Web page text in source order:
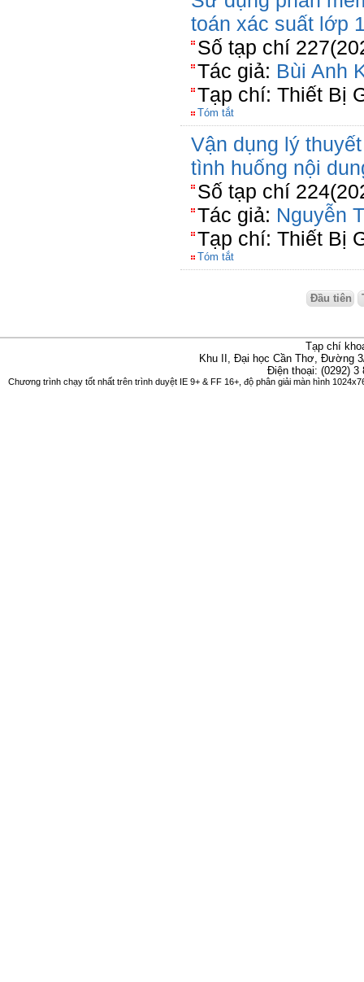
toán xác suất lớp
Số tạp chí
Tác giả: Bùi Anh
Tạp chí: Thiết Bị
Tóm tắt
Vận dụng lý
tình huống nội
Số tạp chí
Tác giả: Nguyễn
Tạp chí: Thiết Bị
Tóm tắt
Đầu tiên
Tạp chí
Khu II, Đại học Cần Thơ, Đường
Điện thoại: (0292)
Chương trình chạy tốt nhất trên trình duyệt IE 9+ & FF 16+, độ phân giải màn hình